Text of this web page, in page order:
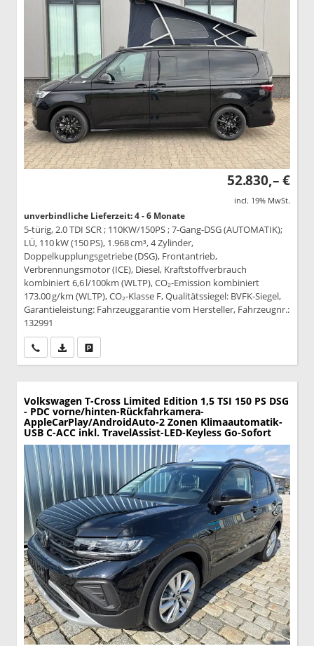
52.830,– €
incl. 19% MwSt.
unverbindliche Lieferzeit: 4 - 6 Monate
5-türig, 2.0 TDI SCR ; 110KW/150PS ; 7-Gang-DSG (AUTOMATIK);
LÜ, 110 kW (150 PS), 1.968 cm³, 4 Zylinder,
Doppelkupplungsgetriebe (DSG), Frontantrieb,
Verbrennungsmotor (ICE), Diesel, Kraftstoffverbrauch
kombiniert 6,6 l/100km (WLTP), CO₂-Emission kombiniert
173.00 g/km (WLTP), CO₂-Klasse F, Qualitätssiegel: BVFK-Siegel,
Garantieleistung: Fahrzeuggarantie vom Hersteller, Fahrzeugnr.:
132991
Wir rufen Sie anPDF-Datei, Fahrzeugexposé drucken
Volkswagen T-Cross Limited Edition 1,5 TSI 150 PS DSG
- PDC vorne/hinten-Rückfahrkamera-
AppleCarPlay/AndroidAuto-2 Zonen Klimaautomatik-
USB C-ACC inkl. TravelAssist-LED-Keyless Go-Sofort